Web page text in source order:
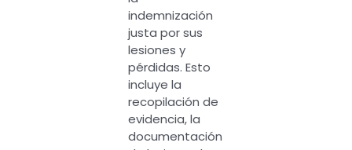
indemnización
justa por sus
lesiones y
pérdidas. Esto
incluye la
recopilación de
evidencia, la
documentación